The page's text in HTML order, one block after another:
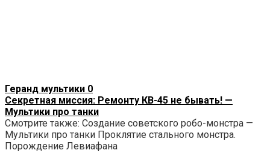
Геранд мультики 0
Секретная миссия: Ремонту КВ-45 не бывать! —
Мультики про танки
Смотрите также: Создание советского робо-монстра —
Мультики про танки Проклятие стального монстра.
Порождение Левиафана